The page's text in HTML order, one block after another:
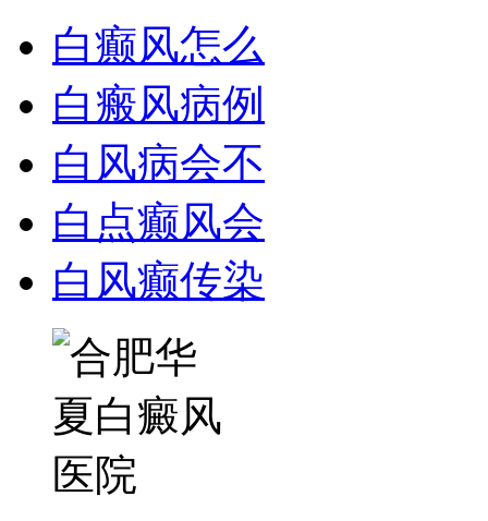
白癫风怎么
白瘢风病例
白风病会不
白点癫风会
白风癫传染